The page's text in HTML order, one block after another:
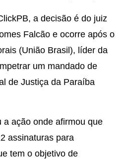
a decisão é do juiz
Falcão e ocorre após o
(União Brasil), líder da
um mandado de
de Justiça da Paraíba
a ação onde afirmou que
assinaturas para
tem o objetivo de